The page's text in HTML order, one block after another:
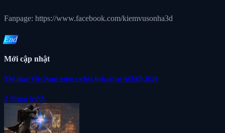
Fanpage: https://www.facebook.com/kiemvusonha3d
End
Mới cập nhật
Thể thao Việt Nam trước cơ hội lịch sử tại ASIAD 2026
2 tháng trước